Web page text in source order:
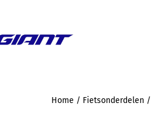
Home / Fietsonderdelen /